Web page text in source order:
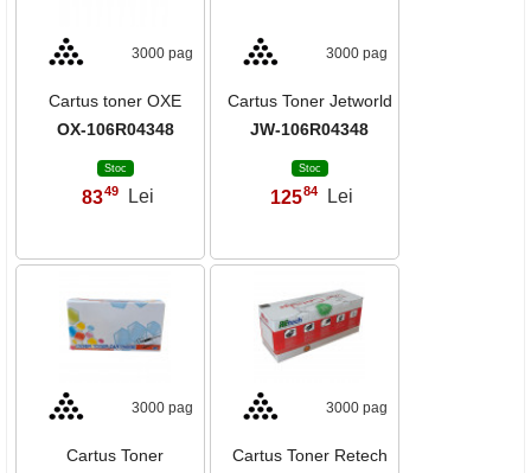
3000 pag
Cartus toner OXE
OX-106R04348
Stoc
8349 Lei
3000 pag
Cartus Toner Jetworld
JW-106R04348
Stoc
12584 Lei
3000 pag
Cartus Toner
3000 pag
Cartus Toner Retech